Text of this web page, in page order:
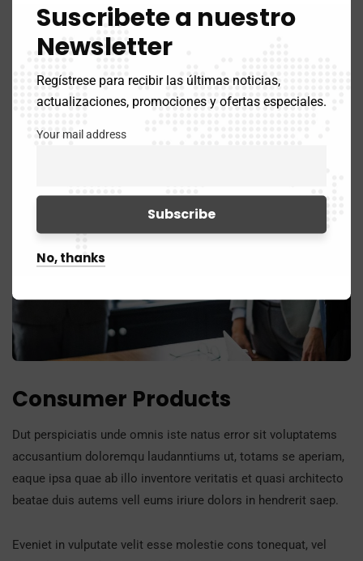
Consumer Products
Dut perspiciatis unde omnis iste natus error sit voluptatems
accusantium doloremqu laudanntiums ut, totams se aperiam,
eaque ipsa quae ab illo inventore veritatis et quasi architecto
beatae duis autems vell eums iriure dolors in hendrerit saep.
Eveniet in vulputate velit esse molestie cons tonequat, vel
Suscribete a nuestro
Newsletter
Regístrese para recibir las últimas noticias,
actualizaciones, promociones y ofertas especiales.
Your mail address
No, thanks